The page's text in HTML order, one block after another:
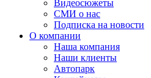
Видеосюжеты
СМИ о нас
Подписка на новости
О компании
Наша компания
Наши клиенты
Автопарк